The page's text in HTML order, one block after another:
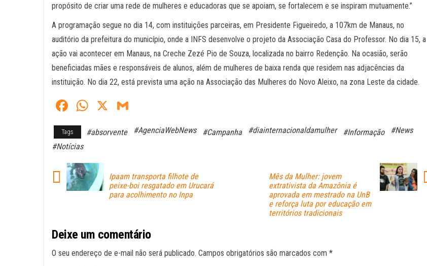
propósito de criar uma rede de mulheres e educadoras que se apoiam, se fortalecem e se inspiram mutuamente.”
A programação segue no dia 14, com instituições parceiras, em Presidente Figueiredo, a 107km de Manaus, no
auditório da prefeitura do município, onde a INFS desenvolve o projeto da Associação Casa do Professor. No dia 15, a
ação vai acontecer em Manaus, na Creche Zezé Pio de Souza, localizada no bairro Redenção. Na ocasião, serão
beneficiadas mães e responsáveis de alunos, além de mulheres de baixa renda que residem nas adjacências da
instituição. No dia 22, está prevista uma ação na Associação das Mulheres do Novo Aleixo, na zona Leste da cidade.
Fa
ce
bo
ok
W
ts
pp
X
m
ail
Tags #absorvente #AgenciaWebNews #Campanha #diainternacionaldamulher #Informação
#News
#Notícias
Ipaam transporta filhote de
peixe-boi resgatado em Urucará
para acolhimento no Inpa
Mês da Mulher: jovem
extrativista da Amazônia é
aprovada em mestrado na UnB
e reforça luta por educação em
territórios tradicionais
Deixe um comentário
O seu endereço de e-mail não será publicado. Campos obrigatórios são marcados com *